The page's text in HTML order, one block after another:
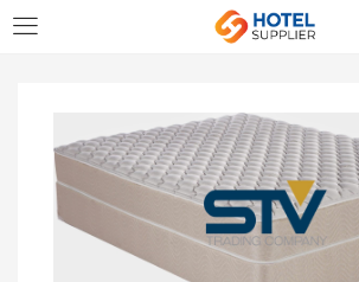
Enter your username and password to login.